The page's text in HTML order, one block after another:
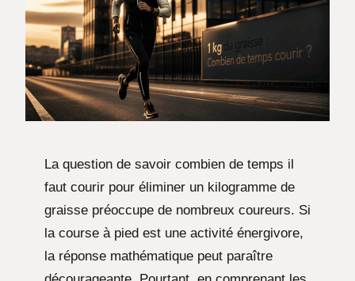
La question de savoir combien de temps il
faut courir pour éliminer un kilogramme de
graisse préoccupe de nombreux coureurs. Si
la course à pied est une activité énergivore,
la réponse mathématique peut paraître